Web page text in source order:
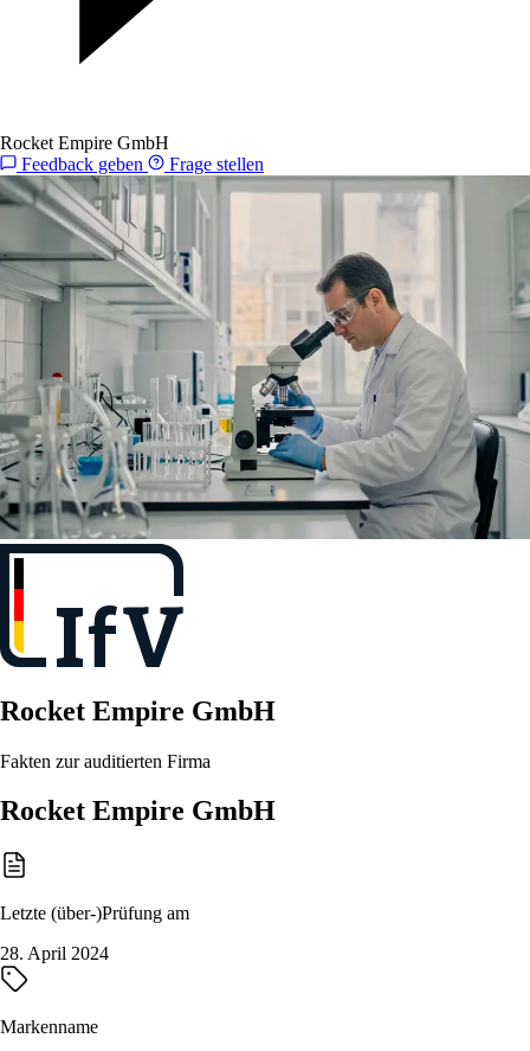
Rocket Empire GmbH
Feedback geben
Frage stellen
Rocket Empire GmbH
Fakten zur auditierten Firma
Rocket Empire GmbH
Letzte (über-)Prüfung am
28. April 2024
Markenname